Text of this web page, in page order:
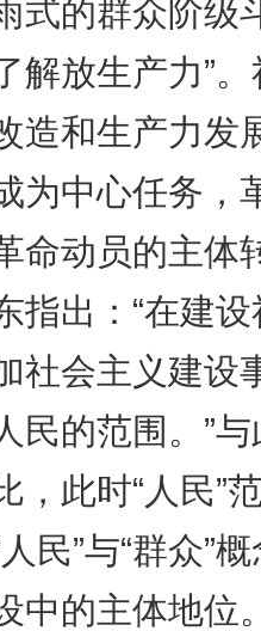
式的群众阶级
解放生产力”
造和生产力发
为中心任务，
命动员的主体
指出：“在建
社会主义建设
民的范围。”
，此时“人民”
民”与“群众”
中的主体地位